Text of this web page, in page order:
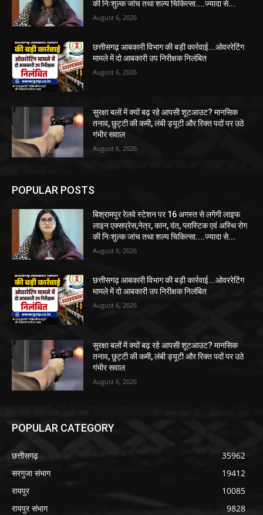
की निःशुल्क जांच तथा शल्य चिकित्सा....ज्यादा से...
August 6, 2026
छत्तीसगढ़ आबकारी विभाग की बड़ी कार्रवाई...ओवररेटिंग
मामले में दो आबकारी उप निरीक्षक निलंबित
August 6, 2026
सुरक्षा बलों में क्यों बढ़ रहे आपसी शूटआउट? मानसिक
तनाव, छुट्टी की कमी, लंबी ड्यूटी और रिक्त पदों पर उठे
गंभीर सवाल
August 6, 2026
POPULAR POSTS
बिश्रामपुर रेलवे स्टेशन पर 16 अगस्त से लगेगी लाइफ
लाइन एक्सप्रेस,नेत्र, कान, दंत, प्लास्टिक एवं अस्थि रोग
की निःशुल्क जांच तथा शल्य चिकित्सा....ज्यादा से...
August 6, 2026
छत्तीसगढ़ आबकारी विभाग की बड़ी कार्रवाई...ओवररेटिंग
मामले में दो आबकारी उप निरीक्षक निलंबित
August 6, 2026
सुरक्षा बलों में क्यों बढ़ रहे आपसी शूटआउट? मानसिक
तनाव, छुट्टी की कमी, लंबी ड्यूटी और रिक्त पदों पर उठे
गंभीर सवाल
August 6, 2026
POPULAR CATEGORY
छत्तीसगढ़
35962
सरगुजा संभाग
19412
रायपुर
10085
रायपुर संभाग
9828